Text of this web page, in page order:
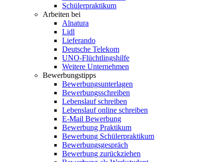
Schülerpraktikum
Arbeiten bei
Alnatura
Lidl
Lieferando
Deutsche Telekom
UNO-Flüchtlingshilfe
Weitere Unternehmen
Bewerbungstipps
Bewerbungsunterlagen
Bewerbungsschreiben
Lebenslauf schreiben
Lebenslauf online schreiben
E-Mail Bewerbung
Bewerbung Praktikum
Bewerbung Schülerpraktikum
Bewerbungsgespräch
Bewerbung zurückziehen